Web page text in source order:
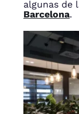
algunas de
Barcelona.